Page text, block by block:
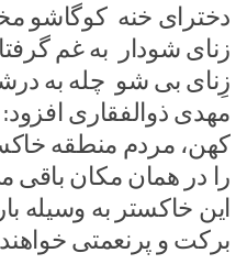
دخترای خنه کوگاشو
زنای شودار به غم
زِنای بی شو چله به
مهدی ذوالفقاری
کهن، مردم منطقه
را در همان مکان باقی
این خاکستر به وسیله
برکت و پرنعمتی